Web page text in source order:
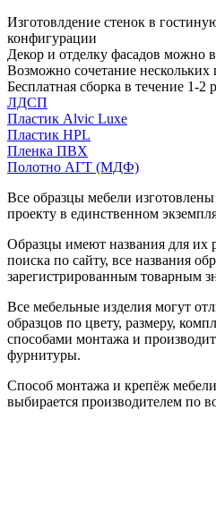
Изготовлдение стенок в
конфигурации
Декор и отделку фасадов можно
Возможно сочетание нескольких
Бесплатная сборка в течение 1-2
ЛДСП
Пластик Alvic Luxe
Пластик HPL
Пленка ПВХ
Полотно АГТ (МДФ)
Все образцы мебели
проекту в единственном
Образцы имеют названия для их
поиска по сайту, все названия
зарегистрированным товарным
Все мебельные изделия могут
образцов по цвету, размеру,
способами монтажа и
фурнитуры.
Способ монтажа и крепёж
выбирается производителем по